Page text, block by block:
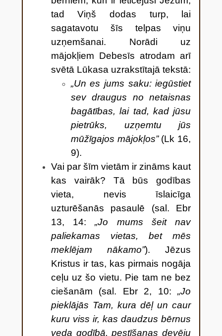
tad Viņš dodas turp, lai
sagatavotu šīs telpas viņu
uzņemšanai. Norādi uz
mājokļiem Debesīs atrodam arī
svētā Lūkasa uzrakstītajā tekstā:
„Un es jums saku: iegūstiet
sev draugus no netaisnas
bagātības, lai tad, kad jūsu
pietrūks, uzņemtu jūs
mūžīgajos mājokļos”(Lk 16,
9).
Vai par šīm vietām ir zināms kaut
kas vairāk? Tā būs godības
vieta, nevis īslaicīga
uzturēšanās pasaulē (sal. Ebr
13, 14:„Jo mums šeit nav
paliekamas vietas, bet mēs
meklējam nākamo”). Jēzus
Kristus ir tas, kas pirmais nogāja
ceļu uz šo vietu. Pie tam ne bez
ciešanām (sal. Ebr 2, 10: „Jo
pieklājās Tam, kura dēļ un caur
kuru viss ir, kas daudzus bērnus
veda godībā, pestīšanas devēju